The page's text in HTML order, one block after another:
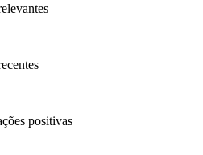
positivas